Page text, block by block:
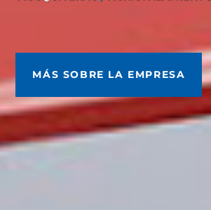
MÁS SOBRE LA EMPRESA